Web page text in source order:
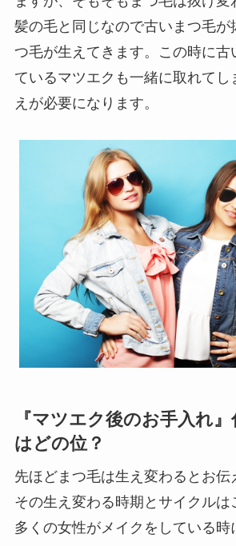
髪の毛と同じなので古いまつ毛が
つ毛が生えてきます。この時に古
ているマツエクも一緒に取れてし
えが必要になります。
『マツエク後のお手入れ
はどの位？
先ほどまつ毛は生え変わるとお伝
その生え変わる時期とサイクルは
多くの女性がメイクをしている時